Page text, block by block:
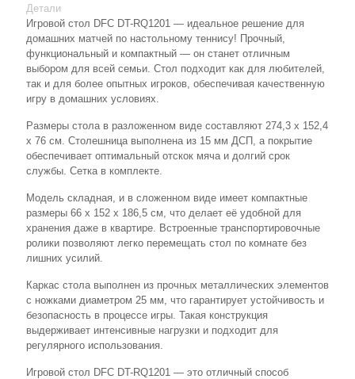
Детали
Игровой стол DFC DT-RQ1201 — идеальное решение для
домашних матчей по настольному теннису! Прочный,
функциональный и компактный — он станет отличным
выбором для всей семьи. Стол подходит как для любителей,
так и для более опытных игроков, обеспечивая качественную
игру в домашних условиях.
Размеры стола в разложенном виде составляют 274,3 х 152,4
х 76 см. Столешница выполнена из 15 мм ДСП, а покрытие
обеспечивает оптимальный отскок мяча и долгий срок
службы. Сетка в комплекте.
Модель складная, и в сложенном виде имеет компактные
размеры 66 х 152 х 186,5 см, что делает её удобной для
хранения даже в квартире. Встроенные транспортировочные
ролики позволяют легко перемещать стол по комнате без
лишних усилий.
Каркас стола выполнен из прочных металлических элементов
с ножками диаметром 25 мм, что гарантирует устойчивость и
безопасность в процессе игры. Такая конструкция
выдерживает интенсивные нагрузки и подходит для
регулярного использования.
Игровой стол DFC DT-RQ1201 — это отличный способ